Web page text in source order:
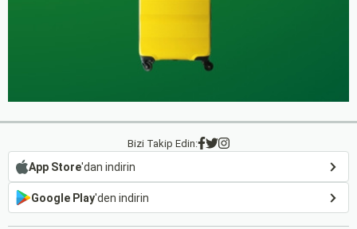
Bizi Takip Edin:
App Store'dan indirin
Google Play'den indirin